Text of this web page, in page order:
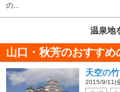
の...
温泉地
山口・秋芳のおすすめ
天空の
2015/9/11(